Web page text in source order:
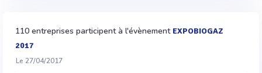
110 entreprises participent à l'évènement EXPOBIOGAZ
2017
Le 27/04/2017